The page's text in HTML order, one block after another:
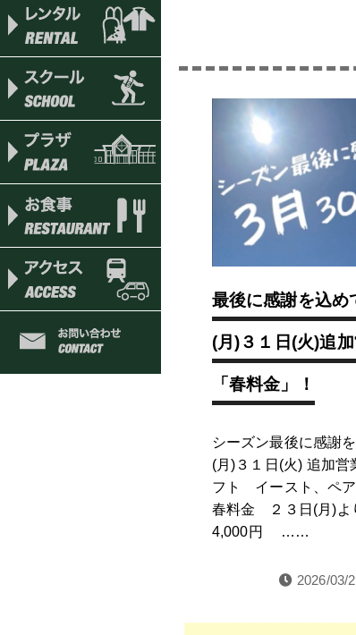
最後に感謝を込め
(月)３１日(火)追
「春料金」！
シーズン最後に感謝
(月)３１日(火) 追加営
フト イースト、ペ
春料金 ２３日(月)
4,000円 ……
2026/03/